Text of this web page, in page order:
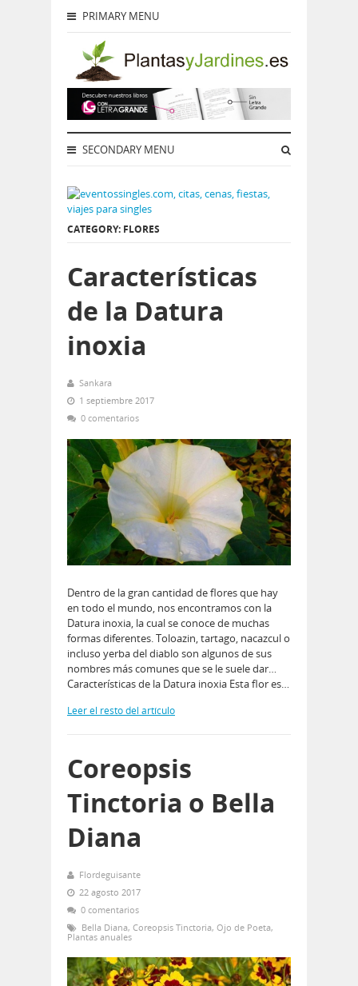
PRIMARY MENU
SECONDARY MENU
CATEGORY: FLORES
Características
de la Datura
inoxia
Sankara
1 septiembre 2017
0 comentarios
Dentro de la gran cantidad de flores que hay
en todo el mundo, nos encontramos con la
Datura inoxia, la cual se conoce de muchas
formas diferentes. Toloazin, tartago, nacazcul o
incluso yerba del diablo son algunos de sus
nombres más comunes que se le suele dar…
Características de la Datura inoxia Esta flor es…
Leer el resto del artículo
Coreopsis
Tinctoria o Bella
Diana
Flordeguisante
22 agosto 2017
0 comentarios
Bella Diana, Coreopsis Tinctoria, Ojo de Poeta,
Plantas anuales